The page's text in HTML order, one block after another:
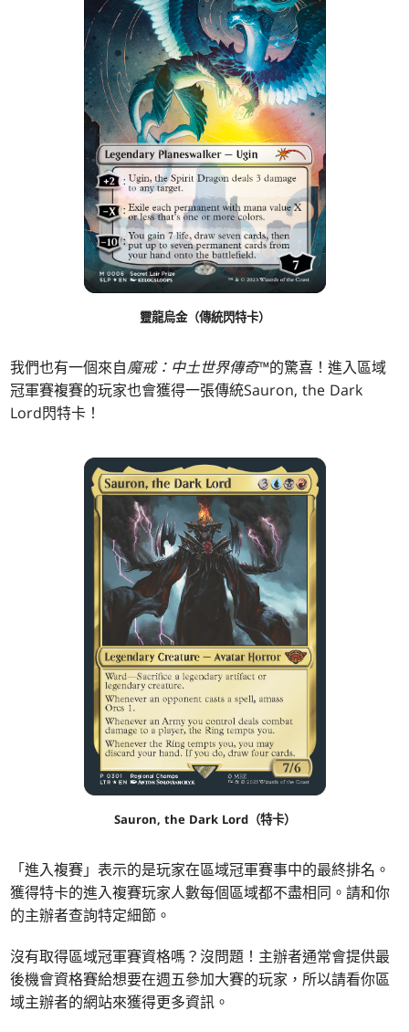
靈龍烏金（傳統閃特卡）
我們也有一個來自魔戒：中土世界傳奇™的驚喜！進入區域
冠軍賽複賽的玩家也會獲得一張傳統Sauron, the Dark
Lord閃特卡！
Sauron, the Dark Lord（特卡）
「進入複賽」表示的是玩家在區域冠軍賽事中的最終排名。
獲得特卡的進入複賽玩家人數每個區域都不盡相同。請和你
的主辦者查詢特定細節。
沒有取得區域冠軍賽資格嗎？沒問題！主辦者通常會提供最
後機會資格賽給想要在週五參加大賽的玩家，所以請看你區
域主辦者的網站來獲得更多資訊。